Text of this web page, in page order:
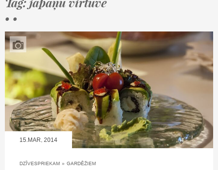
• •
15.MAR, 2014
DZĪVESPRIEKAM » GARDĒŽIEM